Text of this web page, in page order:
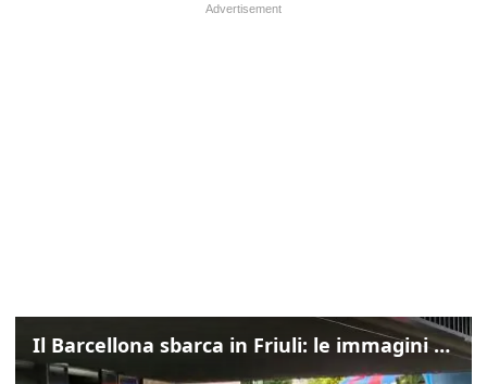
Il Barcellona sbarca in Friuli: le immagini dell'arrivo in albergo